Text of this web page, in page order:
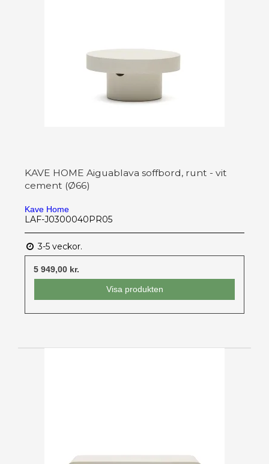
KAVE HOME Aiguablava soffbord, runt - vit
cement (Ø66)
Kave Home
LAF-J0300040PR05
3-5 veckor.
5 949,00 kr.
Visa produkten